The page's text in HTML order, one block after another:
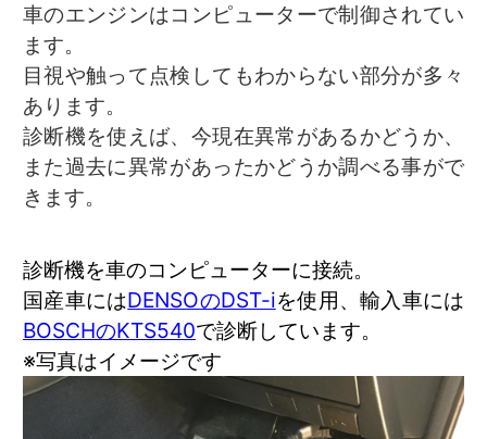
車のエンジンはコンピューターで制御されてい
ます。
目視や触って点検してもわからない部分が多々
あります。
診断機を使えば、今現在異常があるかどうか、
また過去に異常があったかどうか調べる事がで
きます。
診断機を車のコンピューターに接続。
国産車にはDENSOのDST-iを使用、輸入車には
BOSCHのKTS540で診断しています。
※写真はイメージです